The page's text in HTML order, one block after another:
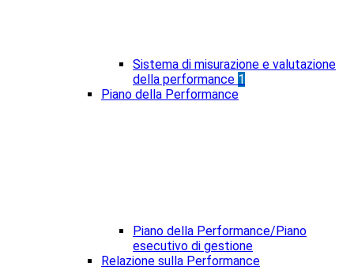
Sistema di misurazione e valutazione
della performance 1
Piano della Performance
Piano della Performance/Piano
esecutivo di gestione
Relazione sulla Performance